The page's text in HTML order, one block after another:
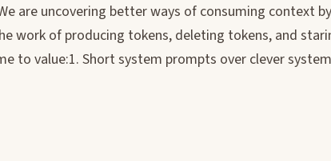
are uncovering better ways of consuming context
work of producing tokens, deleting tokens, and
to value:1. Short system prompts over clever